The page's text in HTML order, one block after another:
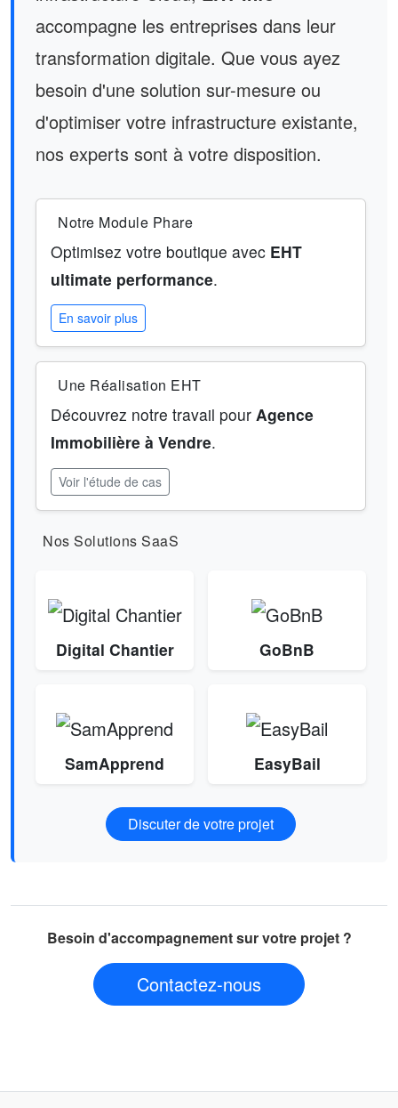
accompagne les entreprises dans leur
transformation digitale. Que vous ayez
besoin d'une solution sur-mesure ou
d'optimiser votre infrastructure existante,
nos experts sont à votre disposition.
Notre Module Phare
Optimisez votre boutique avec EHT
ultimate performance.
En savoir plus
Une Réalisation EHT
Découvrez notre travail pour Agence
Immobilière à Vendre.
Voir l'étude de cas
Nos Solutions SaaS
Digital Chantier GoBnB
SamApprend EasyBail
Discuter de votre projet
Besoin d'accompagnement sur votre projet ?
Contactez-nous